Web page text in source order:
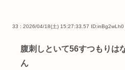
33 : 2026/04/18(土) 15:27:33.57 ID:inBg2wLh0
腹刺しといて56すつもりは
ん